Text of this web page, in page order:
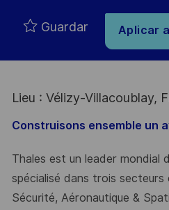
Guardar Aplicar
Lieu : Vélizy-Villacoublay,
Construisons ensemble un
Thales est un leader mondial
spécialisé dans trois secteurs
Sécurité, Aéronautique &